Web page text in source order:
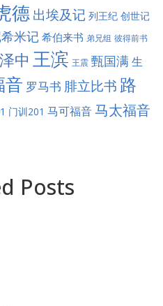
德出埃及记 列王纪 创世记
米记 希伯来书 弟兄组 彼得前书
中 王滨 王震 甄国满生
音 罗马书 腓立比书 路
门训201 马可福音 马太福音
Posts